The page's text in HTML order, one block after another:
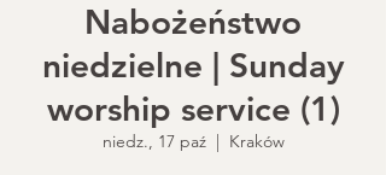
Nabożeństwo
niedzielne | Sunday
worship service (1)
niedz., 17 paź
  |
Kraków